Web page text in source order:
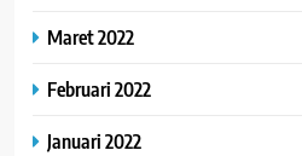
Maret 2022
Februari 2022
Januari 2022